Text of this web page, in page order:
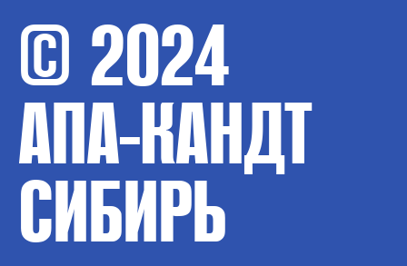
© 2024
АПА-КАНДТ
СИБИРЬ